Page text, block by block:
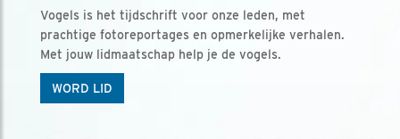
Vogels is het tijdschrift voor onze leden, met
prachtige fotoreportages en opmerkelijke verhalen.
Met jouw lidmaatschap help je de vogels.
WORD LID